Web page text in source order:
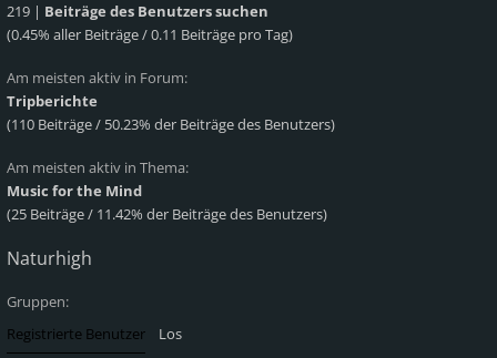
219 | Beiträge des Benutzers suchen
(0.45% aller Beiträge / 0.11 Beiträge pro Tag)
Am meisten aktiv in Forum:
Tripberichte
(110 Beiträge / 50.23% der Beiträge des Benutzers)
Am meisten aktiv in Thema:
Music for the Mind
(25 Beiträge / 11.42% der Beiträge des Benutzers)
Naturhigh
Gruppen: